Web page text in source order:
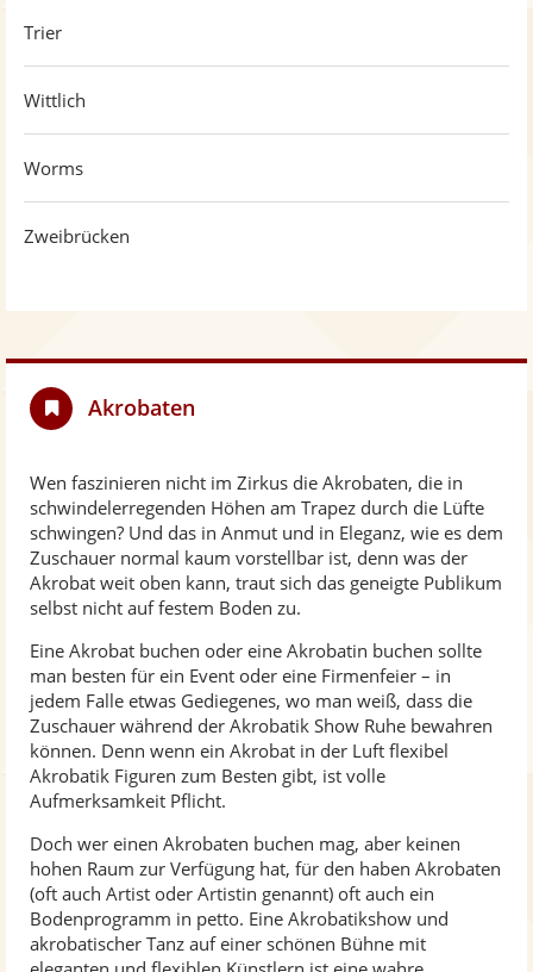
Trier
Wittlich
Worms
Zweibrücken
Akrobaten
Wen faszinieren nicht im Zirkus die Akrobaten, die in
schwindelerregenden Höhen am Trapez durch die Lüfte
schwingen? Und das in Anmut und in Eleganz, wie es dem
Zuschauer normal kaum vorstellbar ist, denn was der
Akrobat weit oben kann, traut sich das geneigte Publikum
selbst nicht auf festem Boden zu.
Eine Akrobat buchen oder eine Akrobatin buchen sollte
man besten für ein Event oder eine Firmenfeier – in
jedem Falle etwas Gediegenes, wo man weiß, dass die
Zuschauer während der Akrobatik Show Ruhe bewahren
können. Denn wenn ein Akrobat in der Luft flexibel
Akrobatik Figuren zum Besten gibt, ist volle
Aufmerksamkeit Pflicht.
Doch wer einen Akrobaten buchen mag, aber keinen
hohen Raum zur Verfügung hat, für den haben Akrobaten
(oft auch Artist oder Artistin genannt) oft auch ein
Bodenprogramm in petto. Eine Akrobatikshow und
akrobatischer Tanz auf einer schönen Bühne mit